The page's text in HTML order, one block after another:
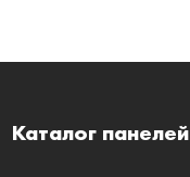
Каталог панелей